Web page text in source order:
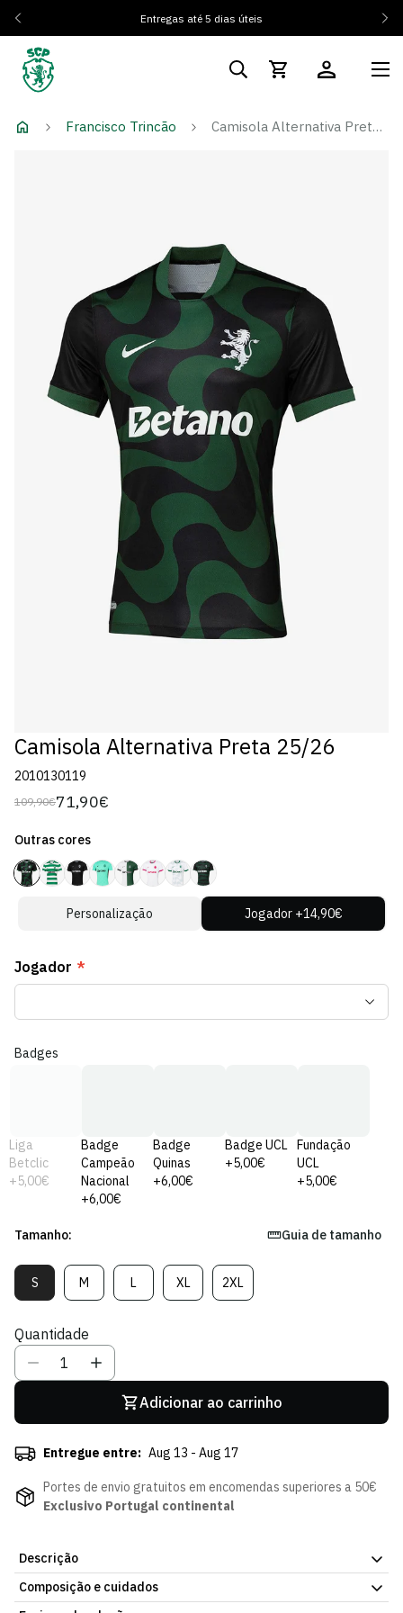
Entregas até 5 dias úteis
Francisco Trincão Camisola Alternativa Preta 25/26
Camisola Alternativa Preta 25/26
2010130119
Preço
109,90€
Preço
venda
71,90€
Outras cores
Personalização Jogador +14,90€
Jogador *
Badges
Liga
Betclic
+5,00€
Badge
Campeão
Nacional
+6,00€
Badge
Quinas
+6,00€
Badge UCL
+5,00€
Fundação
UCL
+5,00€
Tamanho: Guia de tamanho
SVariante
Esgotada
Indisponível
MVariante
Esgotada
Indisponível
LVariante
Esgotada
XLVariante
Esgotada
2XLVariante
Esgotada
Quantidade
Adicionar ao carrinho
Entregue entre: Aug 13 - Aug 17
Portes de envio gratuitos em encomendas superiores a 50€
Exclusivo Portugal continental
Descrição
Camisola Alternativa Preta 25/26, com o emblema do Sporting
Clube de Portugal. Tecido macio, confortável para uso
Composição e cuidados